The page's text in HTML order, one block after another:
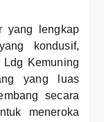
yang lengkap
kondusif,
Kemuning
yang luas
secara
meneroka